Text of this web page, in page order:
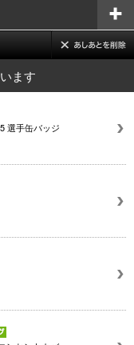
ます
選手缶バッジ